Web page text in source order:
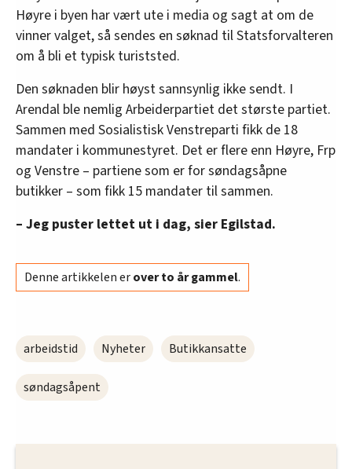
Høyre i byen har vært ute i media og sagt at om de
vinner valget, så sendes en søknad til Statsforvalteren
om å bli et typisk turiststed.
Den søknaden blir høyst sannsynlig ikke sendt. I
Arendal ble nemlig Arbeiderpartiet det største partiet.
Sammen med Sosialistisk Venstreparti fikk de 18
mandater i kommunestyret. Det er flere enn Høyre, Frp
og Venstre – partiene som er for søndagsåpne
butikker – som fikk 15 mandater til sammen.
– Jeg puster lettet ut i dag, sier Egilstad.
Denne artikkelen erover to år gammel.
arbeidstid Nyheter Butikkansatte
søndagsåpent